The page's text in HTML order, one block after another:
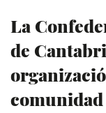
La
de